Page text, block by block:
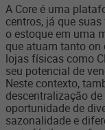
A Core é uma
centros, já que
o estoque em uma
que atuam tanto
lojas físicas como
seu potencial de
Neste contexto,
descentralização
oportunidade de
sazonalidade e